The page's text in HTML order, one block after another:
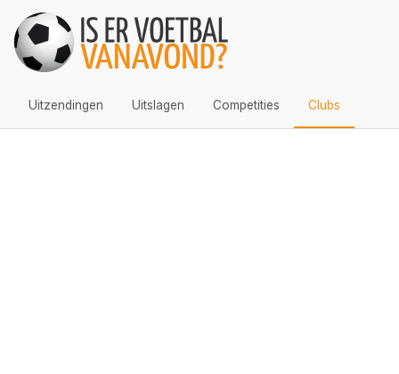
Uitzendingen Uitslagen Competities Clubs